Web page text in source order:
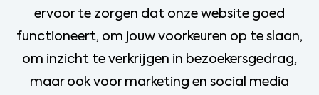
ervoor te zorgen dat onze website goed
functioneert, om jouw voorkeuren op te slaan,
om inzicht te verkrijgen in bezoekersgedrag,
maar ook voor marketing en social media
De Bilt
Mbo
32 - 38 uur